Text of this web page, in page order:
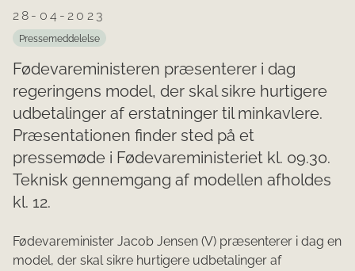
28-04-2023
Pressemeddelelse
Fødevareministeren præsenterer i dag
regeringens model, der skal sikre hurtigere
udbetalinger af erstatninger til minkavlere.
Præsentationen finder sted på et
pressemøde i Fødevareministeriet kl. 09.30.
Teknisk gennemgang af modellen afholdes
kl. 12.
Fødevareminister Jacob Jensen (V) præsenterer i dag en
model, der skal sikre hurtigere udbetalinger af